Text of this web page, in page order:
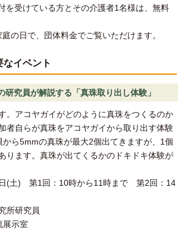
を受けている方とその介護者1名様は、無料
の日で、団体料金でご覧いただけます。
イベント
研究員が解説する「真珠取り出し体験」
。アコヤガイがどのように真珠をつくるのか
者自らが真珠をアコヤガイから取り出す体験
から5mmの真珠が最大2個出てきますが、1個
ります。真珠が出てくるかのドキドキ体験が
(土) 第1回：10時から11時まで 第2回：14
所研究員
示室